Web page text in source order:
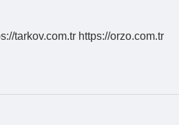
tarkov.com.tr https://orzo.com.tr